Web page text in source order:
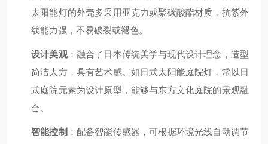
太阳能灯的外壳多采用亚克力或聚碳酸酯材质，抗紫外
线能力强，不易破裂或褪色。
设计美观：融合了日本传统美学与现代设计理念，造型
简洁大方，具有艺术感。如日式太阳能庭院灯，常以日
式庭院元素为设计原型，能够与东方文化庭院的景观融
合。
智能控制 ：配备智能传感器，可根据环境光线自动调节